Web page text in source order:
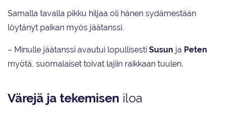
Samalla tavalla pikku hiljaa oli hänen sydämestään
löytänyt paikan myös jäätanssi.
– Minulle jäätanssi avautui lopullisesti Susun ja Peten
myötä, suomalaiset toivat lajiin raikkaan tuulen.
Värejä ja tekemisen iloa